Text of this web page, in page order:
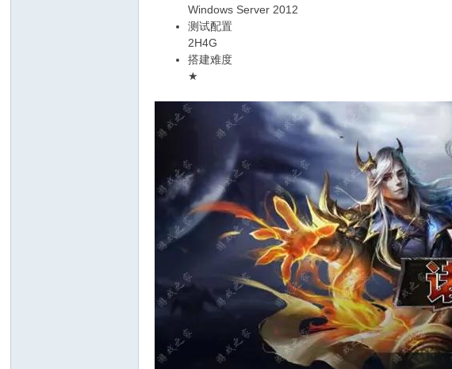
Windows Server 2012
测试配置
2H4G
搭建难度
★